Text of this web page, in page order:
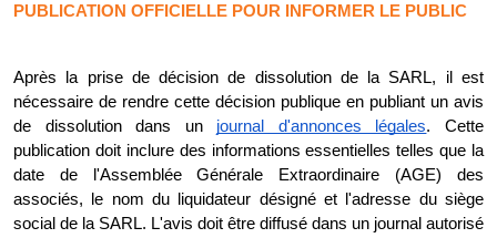
PUBLICATION OFFICIELLE POUR INFORMER LE PUBLIC
Après la prise de décision de dissolution de la SARL, il est
nécessaire de rendre cette décision publique en publiant un avis
de dissolution dans un journal d'annonces légales. Cette
publication doit inclure des informations essentielles telles que la
date de l'Assemblée Générale Extraordinaire (AGE) des
associés, le nom du liquidateur désigné et l'adresse du siège
social de la SARL. L'avis doit être diffusé dans un journal autorisé